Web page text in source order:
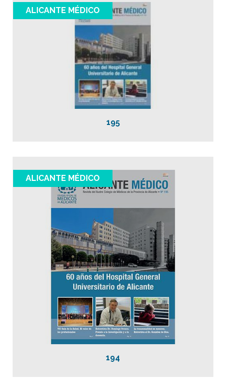
ALICANTE MÉDICO
195
ALICANTE MÉDICO
194